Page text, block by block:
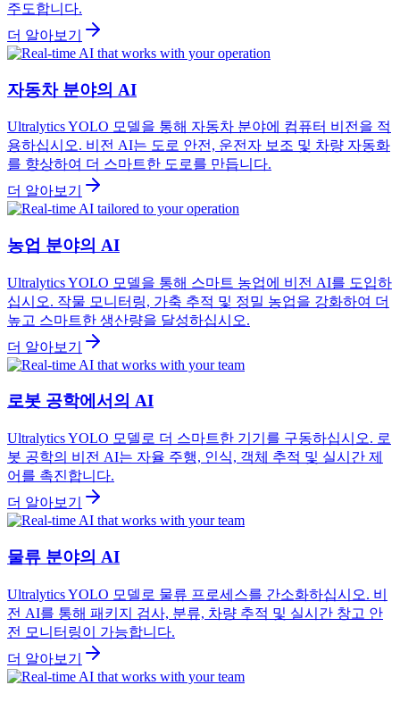
주도합니다.
더 알아보기
자동차 분야의 AI
Ultralytics YOLO 모델을 통해 자동차 분야에 컴퓨터 비전을 적
용하십시오. 비전 AI는 도로 안전, 운전자 보조 및 차량 자동화
를 향상하여 더 스마트한 도로를 만듭니다.
더 알아보기
농업 분야의 AI
Ultralytics YOLO 모델을 통해 스마트 농업에 비전 AI를 도입하
십시오. 작물 모니터링, 가축 추적 및 정밀 농업을 강화하여 더
높고 스마트한 생산량을 달성하십시오.
더 알아보기
로봇 공학에서의 AI
Ultralytics YOLO 모델로 더 스마트한 기기를 구동하십시오. 로
봇 공학의 비전 AI는 자율 주행, 인식, 객체 추적 및 실시간 제
어를 촉진합니다.
더 알아보기
물류 분야의 AI
Ultralytics YOLO 모델로 물류 프로세스를 간소화하십시오. 비
전 AI를 통해 패키지 검사, 분류, 차량 추적 및 실시간 창고 안
전 모니터링이 가능합니다.
더 알아보기